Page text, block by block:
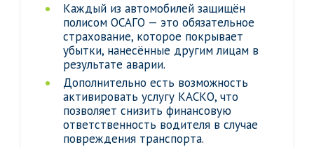
Каждый из автомобилей защищён
полисом ОСАГО — это обязательное
страхование, которое покрывает
убытки, нанесённые другим лицам в
результате аварии.
Дополнительно есть возможность
активировать услугу КАСКО, что
позволяет снизить финансовую
ответственность водителя в случае
повреждения транспорта.